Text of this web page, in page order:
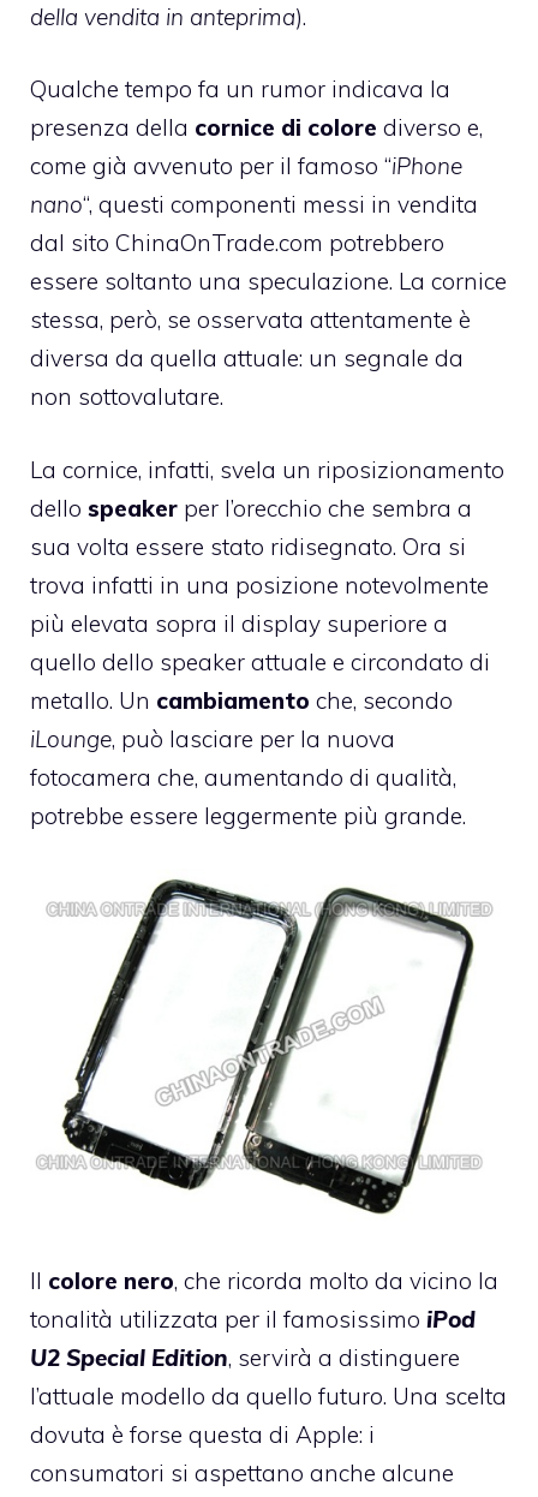
della vendita in anteprima).
Qualche tempo fa un rumor indicava la
presenza della cornice di colore diverso e,
come già avvenuto per il famoso “iPhone
nano“, questi componenti messi in vendita
dal sito ChinaOnTrade.com potrebbero
essere soltanto una speculazione. La cornice
stessa, però, se osservata attentamente è
diversa da quella attuale: un segnale da
non sottovalutare.
La cornice, infatti, svela un riposizionamento
dello speaker per l’orecchio che sembra a
sua volta essere stato ridisegnato. Ora si
trova infatti in una posizione notevolmente
più elevata sopra il display superiore a
quello dello speaker attuale e circondato di
metallo. Un cambiamento che, secondo
iLounge, può lasciare per la nuova
fotocamera che, aumentando di qualità,
potrebbe essere leggermente più grande.
Il colore nero, che ricorda molto da vicino la
tonalità utilizzata per il famosissimo iPod
U2 Special Edition, servirà a distinguere
l’attuale modello da quello futuro. Una scelta
dovuta è forse questa di Apple: i
consumatori si aspettano anche alcune